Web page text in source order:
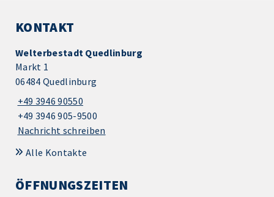
KONTAKT
Welterbestadt Quedlinburg
Markt 1
06484 Quedlinburg
+49 3946 90550
+49 3946 905-9500
Nachricht schreiben
Alle Kontakte
ÖFFNUNGSZEITEN